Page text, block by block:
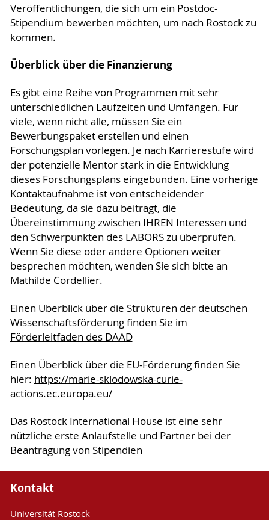
Veröffentlichungen, die sich um ein Postdoc-
Stipendium bewerben möchten, um nach Rostock zu
kommen.
Überblick über die Finanzierung
Es gibt eine Reihe von Programmen mit sehr
unterschiedlichen Laufzeiten und Umfängen. Für
viele, wenn nicht alle, müssen Sie ein
Bewerbungspaket erstellen und einen
Forschungsplan vorlegen. Je nach Karrierestufe wird
der potenzielle Mentor stark in die Entwicklung
dieses Forschungsplans eingebunden. Eine vorherige
Kontaktaufnahme ist von entscheidender
Bedeutung, da sie dazu beiträgt, die
Übereinstimmung zwischen IHREN Interessen und
den Schwerpunkten des LABORS zu überprüfen.
Wenn Sie diese oder andere Optionen weiter
besprechen möchten, wenden Sie sich bitte an
Mathilde Cordellier.
Einen Überblick über die Strukturen der deutschen
Wissenschaftsförderung finden Sie im
Förderleitfaden des DAAD
Einen Überblick über die EU-Förderung finden Sie
hier: https://marie-sklodowska-curie-
actions.ec.europa.eu/
Das Rostock International House ist eine sehr
nützliche erste Anlaufstelle und Partner bei der
Beantragung von Stipendien
Kontakt
Universität Rostock